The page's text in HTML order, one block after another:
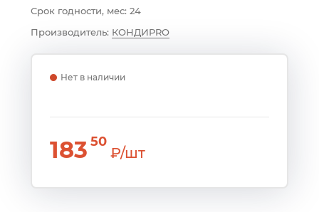
Срок годности, мес: 24
Производитель: КОНДИPRO
Нет в наличии
18350
₽/шт